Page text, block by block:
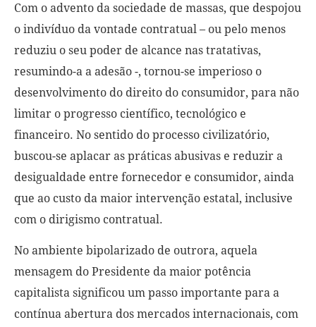
Com o advento da sociedade de massas, que despojou
o indivíduo da vontade contratual – ou pelo menos
reduziu o seu poder de alcance nas tratativas,
resumindo-a a adesão -, tornou-se imperioso o
desenvolvimento do direito do consumidor, para não
limitar o progresso científico, tecnológico e
financeiro. No sentido do processo civilizatório,
buscou-se aplacar as práticas abusivas e reduzir a
desigualdade entre fornecedor e consumidor, ainda
que ao custo da maior intervenção estatal, inclusive
com o dirigismo contratual.
No ambiente bipolarizado de outrora, aquela
mensagem do Presidente da maior potência
capitalista significou um passo importante para a
contínua abertura dos mercados internacionais, com